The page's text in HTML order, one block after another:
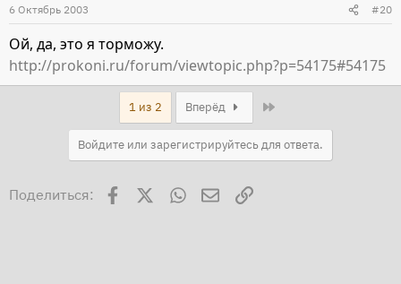
6 Октябрь 2003 #20
Ой, да, это я торможу.
http://prokoni.ru/forum/viewtopic.php?p=54175#54175
1 из 2 Вперёд
Войдите или зарегистрируйтесь для ответа.
Поделиться: Facebook WhatsAppЭлектронная почта
Ссылка